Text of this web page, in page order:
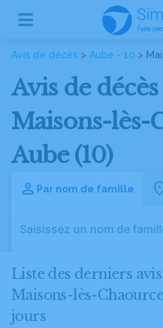
Avis de décès > Aube - 10 >
Avis de
Maisons-lès-
Aube (10)
Par nom de famille
Liste des derniers
Maisons-lès-
jours